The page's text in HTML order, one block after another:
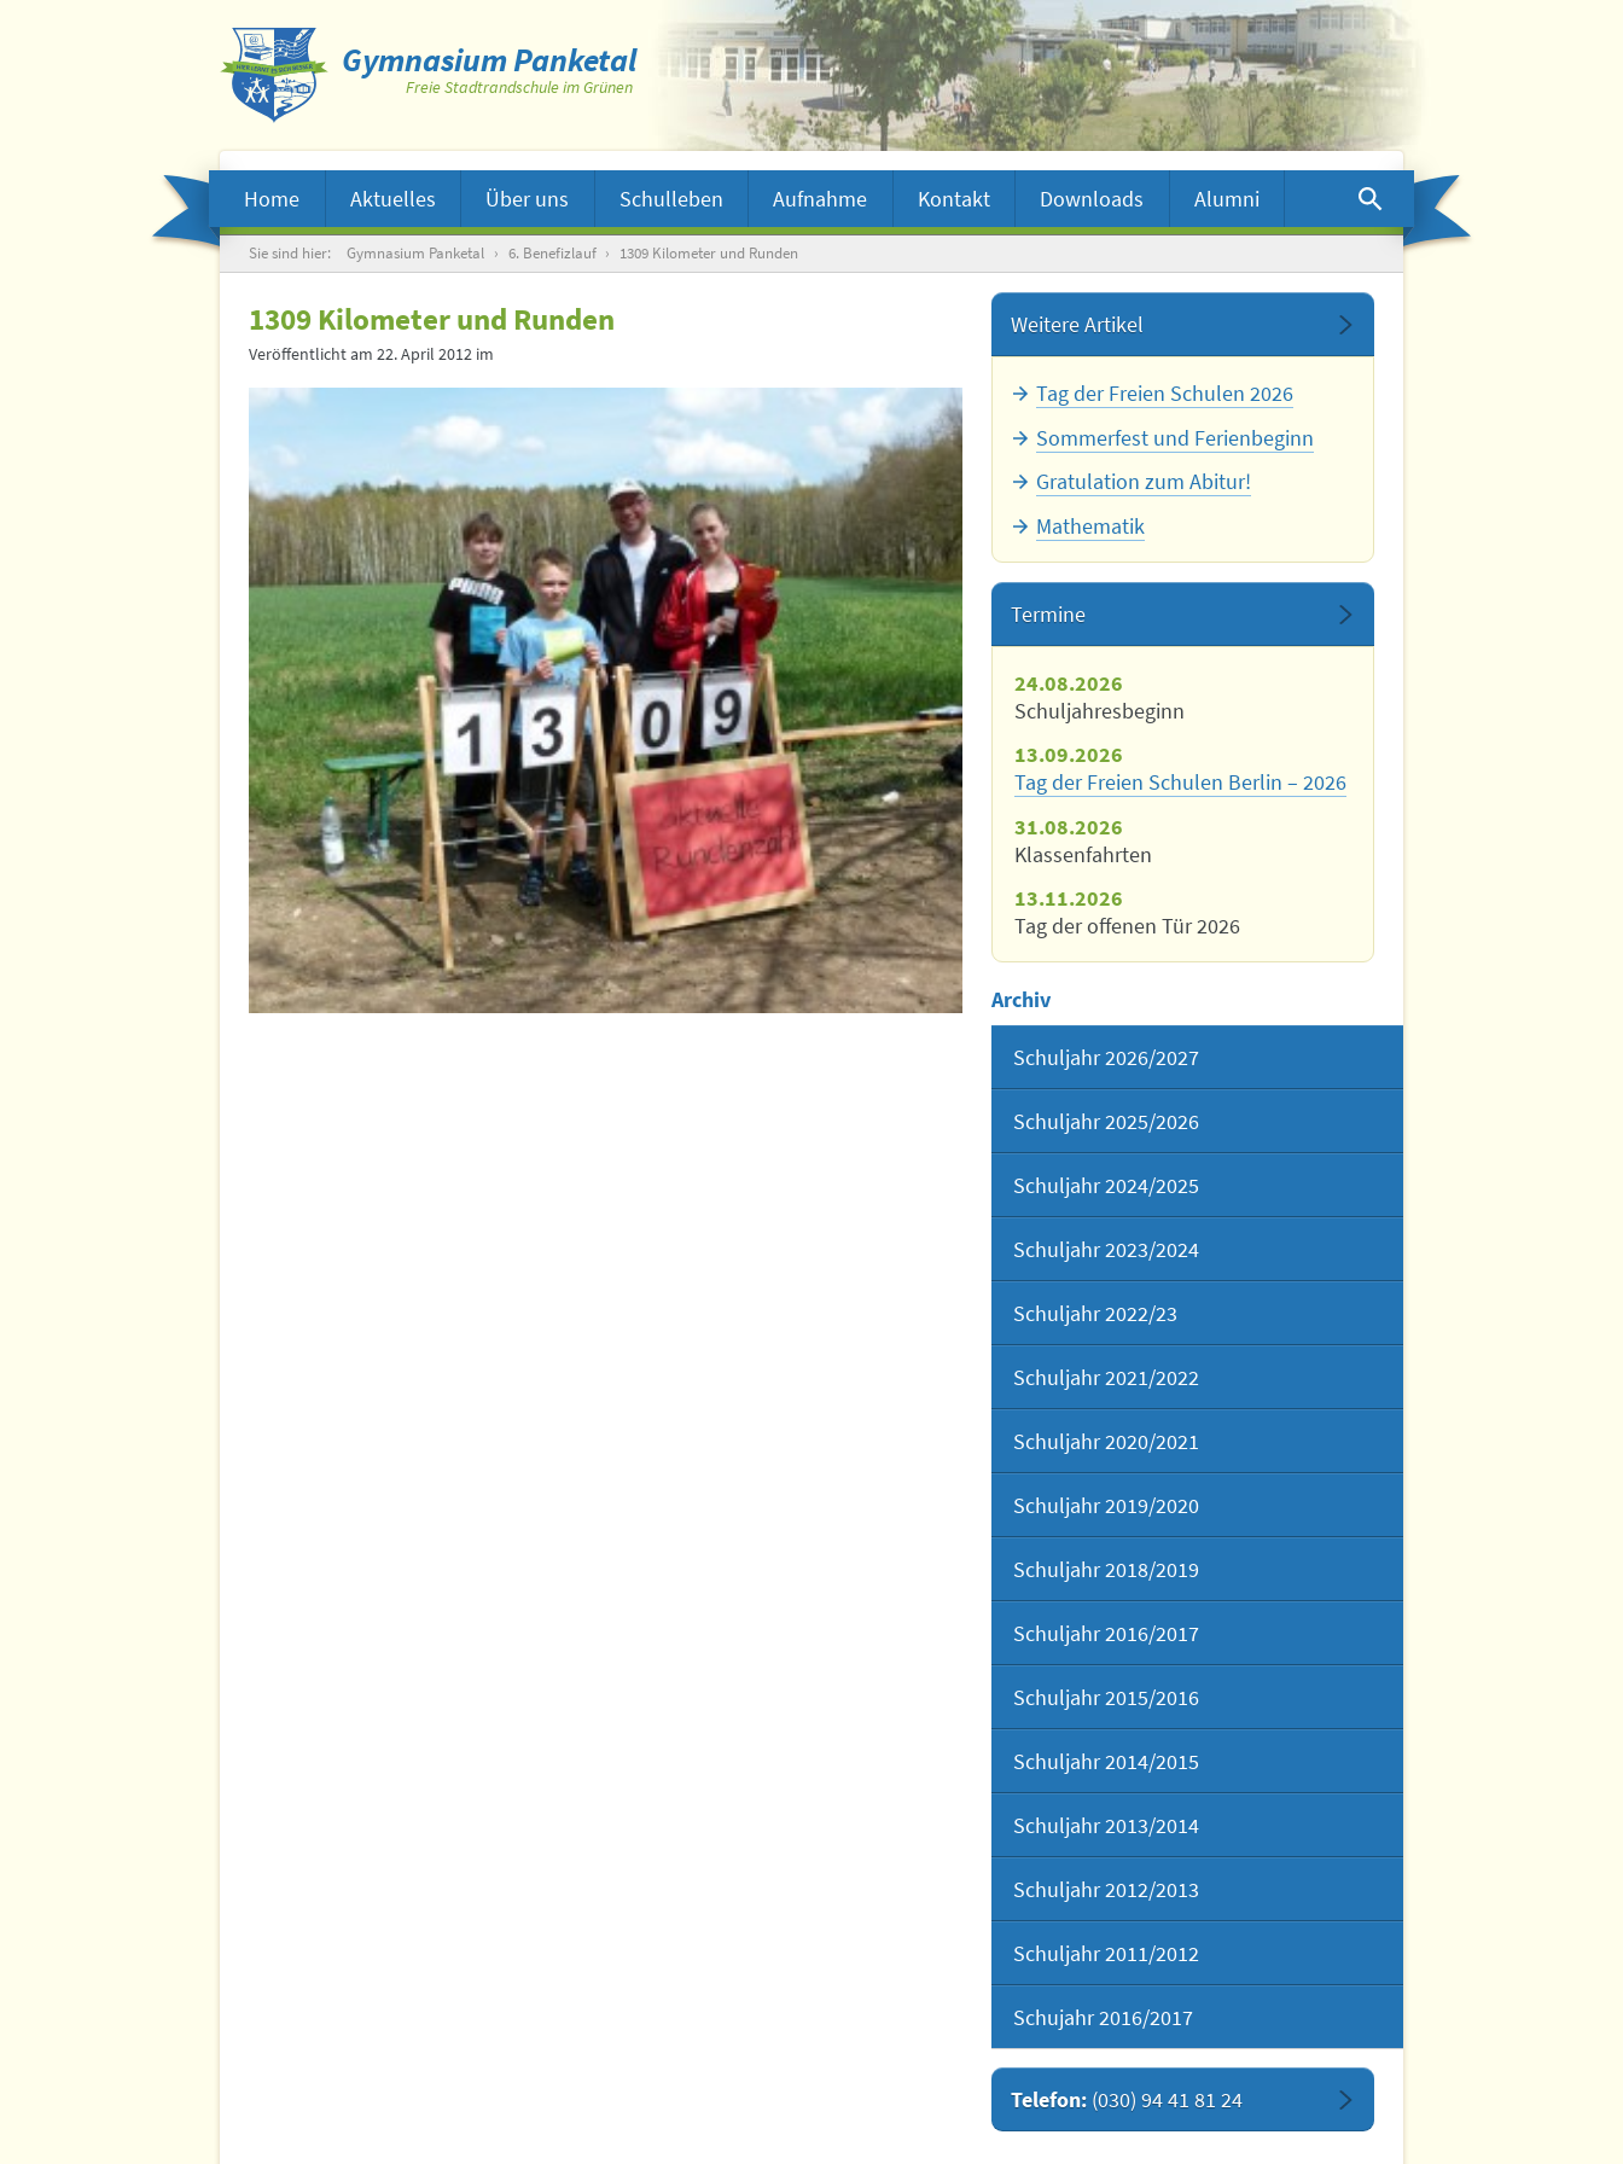
Gymnasium Panketal
Freie Stadtrandschule im Grünen
Home Aktuelles Über uns Schulleben Aufnahme Kontakt Downloads
Alumni
Suche
Sie sind hier: Gymnasium Panketal › 6. Benefizlauf › 1309 Kilometer und Runden
1309 Kilometer und Runden
Veröffentlicht am 22. April 2012 im
Weitere Artikel
Tag der Freien Schulen 2026
Sommerfest und Ferienbeginn
Gratulation zum Abitur!
Mathematik
Termine
24.08.2026
Schuljahresbeginn
13.09.2026
Tag der Freien Schulen Berlin – 2026
31.08.2026
Klassenfahrten
13.11.2026
Tag der offenen Tür 2026
Archiv
Schuljahr 2026/2027
Schuljahr 2025/2026
Schuljahr 2024/2025
Schuljahr 2023/2024
Schuljahr 2022/23
Schuljahr 2021/2022
Schuljahr 2020/2021
Schuljahr 2019/2020
Schuljahr 2018/2019
Schuljahr 2016/2017
Schuljahr 2015/2016
Schuljahr 2014/2015
Schuljahr 2013/2014
Schuljahr 2012/2013
Schuljahr 2011/2012
Schujahr 2016/2017
Telefon: (030) 94 41 81 24